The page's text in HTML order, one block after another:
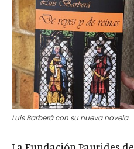
Luis Barberá con su nueva novela.